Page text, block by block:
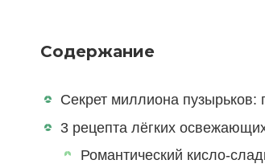
Содержание
Секрет миллиона
3 рецепта лёгких
Романтический кисло-